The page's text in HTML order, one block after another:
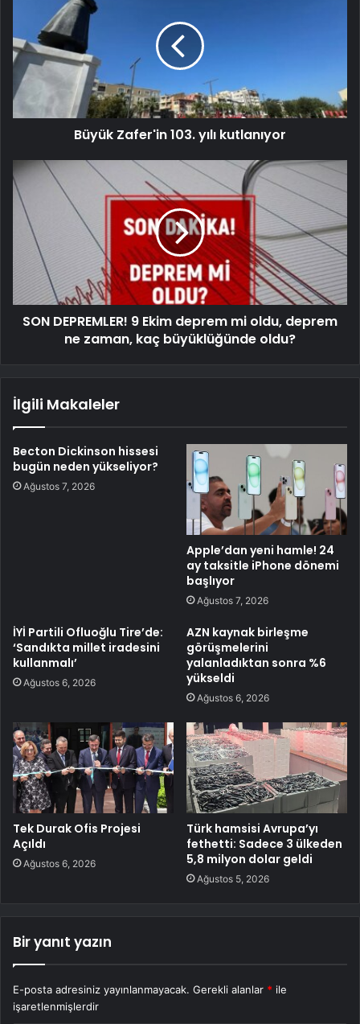
Büyük Zafer'in 103. yılı kutlanıyor
SON DEPREMLER! 9 Ekim deprem mi oldu, deprem
ne zaman, kaç büyüklüğünde oldu?
İlgili Makaleler
Becton Dickinson hissesi
bugün neden yükseliyor?
Ağustos 7, 2026
Apple’dan yeni hamle! 24
ay taksitle iPhone dönemi
başlıyor
Ağustos 7, 2026
İYİ Partili Ofluoğlu Tire’de:
‘Sandıkta millet iradesini
kullanmalı’
Ağustos 6, 2026
AZN kaynak birleşme
görüşmelerini
yalanladıktan sonra %6
yükseldi
Ağustos 6, 2026
Tek Durak Ofis Projesi
Açıldı
Ağustos 6, 2026
Türk hamsisi Avrupa’yı
fethetti: Sadece 3 ülkeden
5,8 milyon dolar geldi
Ağustos 5, 2026
Bir yanıt yazın
E-posta adresiniz yayınlanmayacak. Gerekli alanlar * ile
işaretlenmişlerdir